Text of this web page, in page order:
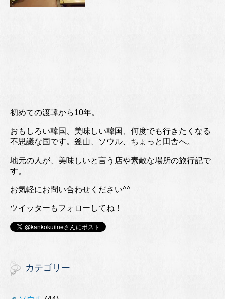
初めての渡韓から10年。
おもしろい韓国、美味しい韓国、何度でも行きたくなる
不思議な国です。釜山、ソウル、ちょっと田舎へ。
地元の人が、美味しいと言う店や素敵な場所の旅行記で
す。
お気軽にお問い合わせください^^
ツイッターもフォローしてね！
カテゴリー